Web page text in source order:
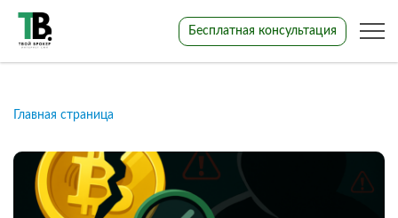
Бесплатная консультация
Главная страница